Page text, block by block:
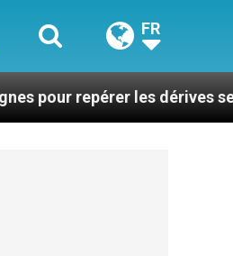
FR
les dérives sectaires du